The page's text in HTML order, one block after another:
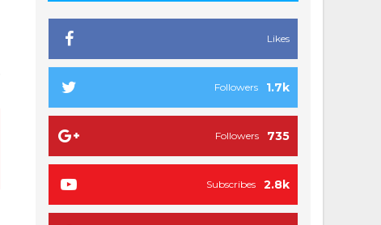
Likes
1.7k
Followers
735
Followers
2.8k
Subscribes